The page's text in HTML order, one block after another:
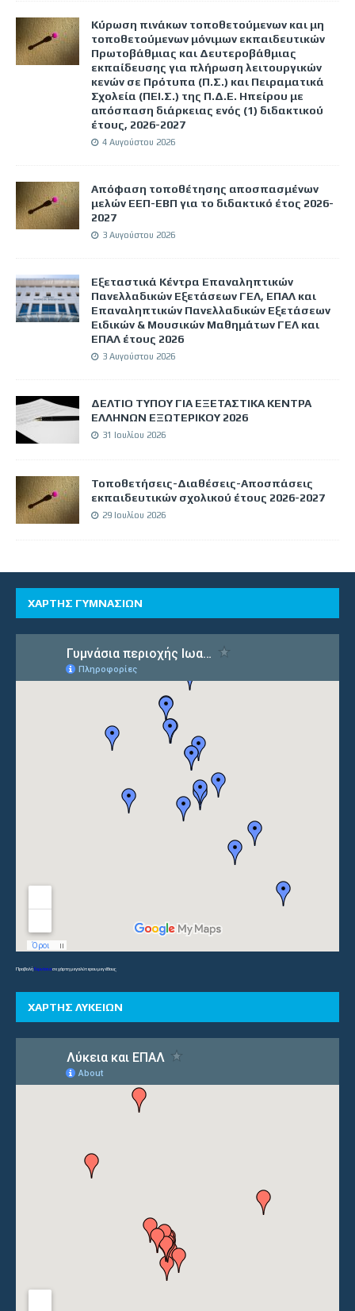
Κύρωση πινάκων τοποθετούμενων και μη
τοποθετούμενων μόνιμων εκπαιδευτικών
Πρωτοβάθμιας και Δευτεροβάθμιας
εκπαίδευσης για πλήρωση λειτουργικών
κενών σε Πρότυπα (Π.Σ.) και Πειραματικά
Σχολεία (ΠΕΙ.Σ.) της Π.Δ.Ε. Ηπείρου με
απόσπαση διάρκειας ενός (1) διδακτικού
έτους, 2026-2027
4 Αυγούστου 2026
Απόφαση τοποθέτησης αποσπασμένων
μελών ΕΕΠ-ΕΒΠ για το διδακτικό έτος 2026-
2027
3 Αυγούστου 2026
Εξεταστικά Κέντρα Επαναληπτικών
Πανελλαδικών Εξετάσεων ΓΕΛ, ΕΠΑΛ και
Επαναληπτικών Πανελλαδικών Εξετάσεων
Ειδικών & Μουσικών Μαθημάτων ΓΕΛ και
ΕΠΑΛ έτους 2026
3 Αυγούστου 2026
ΔΕΛΤΙΟ ΤΥΠΟΥ ΓΙΑ ΕΞΕΤΑΣΤΙΚΑ ΚΕΝΤΡΑ
ΕΛΛΗΝΩΝ ΕΞΩΤΕΡΙΚΟΥ 2026
31 Ιουλίου 2026
Τοποθετήσεις-Διαθέσεις-Αποσπάσεις
εκπαιδευτικών σχολικού έτους 2026-2027
29 Ιουλίου 2026
ΧΑΡΤΗΣ ΓΥΜΝΑΣΙΩΝ
ΠροβολήΓυμνάσιασε χάρτη μεγαλύτερου μεγέθους
ΧΑΡΤΗΣ ΛΥΚΕΙΩΝ